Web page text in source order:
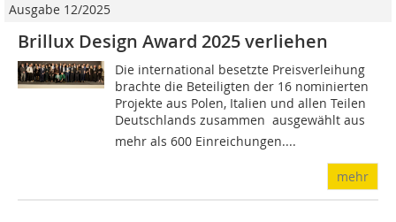
Ausgabe 12/2025
Brillux Design Award 2025 verliehen
Die international besetzte Preisverleihung
brachte die Beteiligten der 16 nominierten
Projekte aus Polen, Italien und allen Teilen
Deutschlands zusammen  ausgewählt aus
mehr als 600 Einreichungen....
mehr